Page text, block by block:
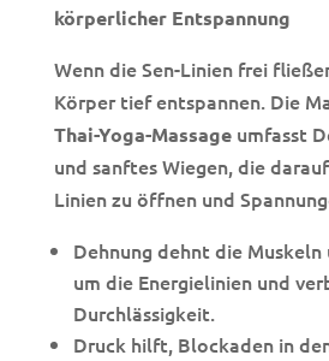
körperlicher Entspannung
Wenn die Sen-Linien frei
Körper tief entspannen. Die
Thai-Yoga-Massageumfasst
und sanftes Wiegen, die
Linien zu öffnen und
Dehnung dehnt die Muskeln
um die Energielinien und
Durchlässigkeit.
Druck hilft, Blockaden in